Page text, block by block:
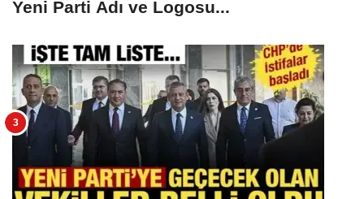
Yeni Parti Adı ve Logosu...